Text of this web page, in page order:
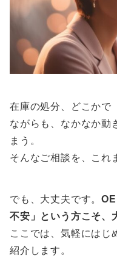
在庫の処分、どこかで
ながらも、なかなか動
まう。
そんなご相談を、これ
でも、大丈夫です。
不安」という方こそ、
ここでは、気軽にはじ
紹介します。